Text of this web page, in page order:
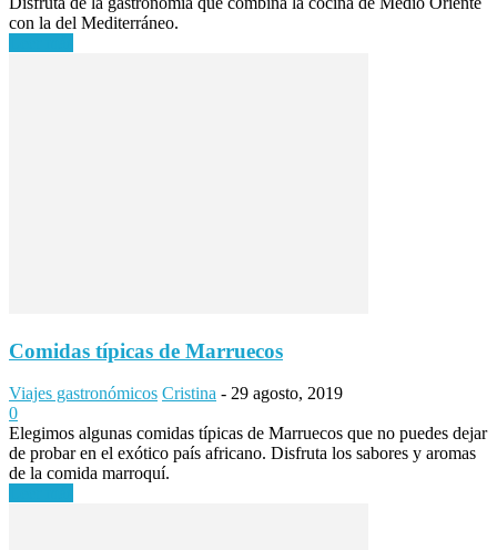
con la del Mediterráneo.
Comidas típicas de Marruecos
Viajes gastronómicos Cristina - 29 agosto, 2019
0
Elegimos algunas comidas típicas de Marruecos que no puedes dejar
de probar en el exótico país africano. Disfruta los sabores y aromas
de la comida marroquí.